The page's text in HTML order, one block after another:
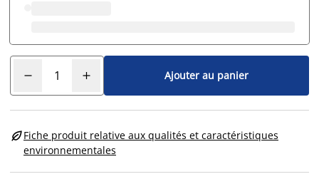
Ajouter au panier
Fiche produit relative aux qualités et caractéristiques
environnementales